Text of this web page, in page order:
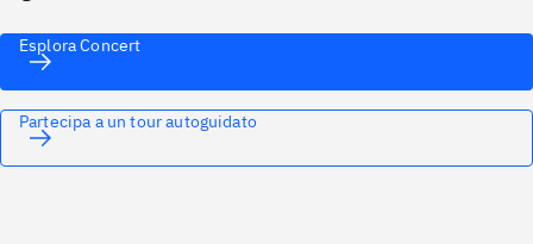
Esplora Concert
Partecipa a un tour autoguidato